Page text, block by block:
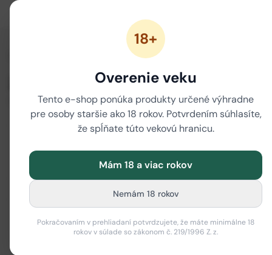
18+
Overenie veku
Tento e-shop ponúka produkty určené výhradne
pre osoby staršie ako 18 rokov. Potvrdením súhlasíte,
že spĺňate túto vekovú hranicu.
Mám 18 a viac rokov
Nemám 18 rokov
Pokračovaním v prehliadaní potvrdzujete, že máte minimálne 18
rokov v súlade so zákonom č. 219/1996 Z. z.
80 značiek
Best Buds